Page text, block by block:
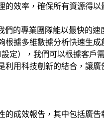
效率，確保所有資源得以
的專業團隊能以最快的
根據多維數據分析快速生
定），我們可以根據客戶
用科技創新的結合，讓
成效報告，其中包括廣